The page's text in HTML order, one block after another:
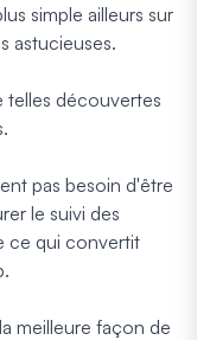
simple ailleurs sur
astucieuses.
telles découvertes
pas besoin d'être
le suivi des
ce qui convertit
meilleure façon de